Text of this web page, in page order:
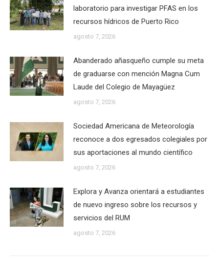
laboratorio para investigar PFAS en los
recursos hídricos de Puerto Rico
agosto 7, 2026
Abanderado añasqueño cumple su meta
de graduarse con mención Magna Cum
Laude del Colegio de Mayagüez
agosto 7, 2026
Sociedad Americana de Meteorología
reconoce a dos egresados colegiales por
sus aportaciones al mundo científico
agosto 7, 2026
Explora y Avanza orientará a estudiantes
de nuevo ingreso sobre los recursos y
servicios del RUM
agosto 7, 2026